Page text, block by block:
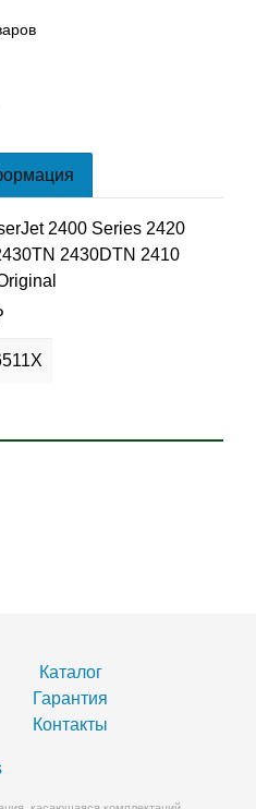
2400 Series 2420
2430DTN 2410
Каталог
Гарантия
Контакты